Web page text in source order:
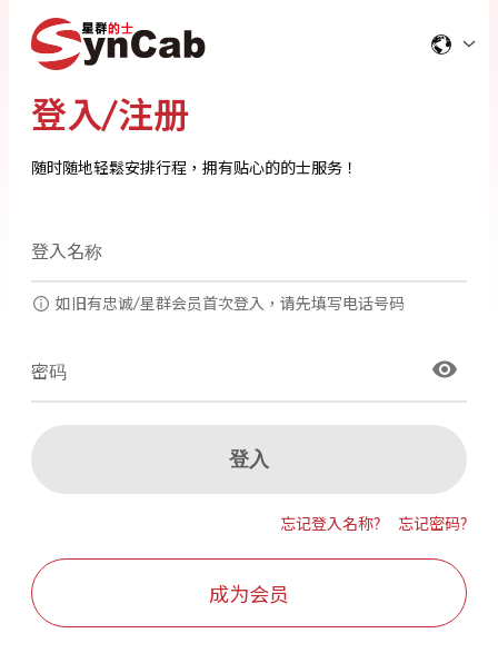
登入/注册
随时随地轻鬆安排行程，拥有贴心的的士服务！
登入名称
如旧有忠诚/星群会员首次登入，请先填写电话号码
密码
登入
忘记登入名称? 忘记密码?
成为会员